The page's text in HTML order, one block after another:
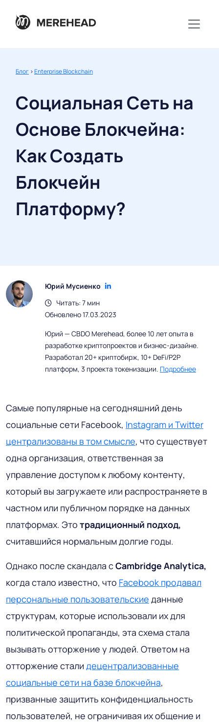
Блог >Enterprise Blockchain
Социальная Сеть на
Основе Блокчейна:
Как Создать
Блокчейн
Платформу?
Юрий Мусиенко
Читать: 7 мин
Обновлено 17.03.2023
Юрий — CBDO Merehead, более 10 лет опыта в
разработке криптопроектов и бизнес-дизайне.
Разработал 20+ криптобирж, 10+ DeFi/P2P
платформ, 3 проекта токенизации. Подробнее
Самые популярные на сегодняшний день
социальные сети Facebook, Instagram и Twitter
централизованы в том смысле, что существует
одна организация, ответственная за
управление доступом к любому контенту,
который вы загружаете или распространяете в
частном или публичном порядке на данных
платформах. Это традиционный подход,
считавшийся нормальным долгие годы.
Однако после скандала сCambridge Analytica,
когда стало известно, что Facebook продавал
персональные пользовательские данные
структурам, которые использовали их для
политической пропаганды, эта схема стала
вызывать отторжение у людей. Ответом на
отторжение стали децентрализованные
социальные сети на базе блокчейна,
призванные защитить конфиденциальность
пользователей, не ограничивая их общение и